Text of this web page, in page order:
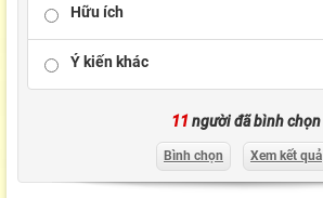
Hữu ích
Ý kiến khác
11 người đã bình chọn
Bình chọn Xem kết quả